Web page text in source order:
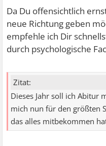
Da Du offensichtlich
neue Richtung geben
empfehle ich Dir
durch psychologische
Zitat:
Dieses Jahr soll ich Abitur
mich nun für den größten
das alles mitbekommen